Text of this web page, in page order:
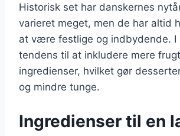
Historisk set har danskernes
varieret meget, men de har altid
at være festlige og indbydende. I
tendens til at inkludere mere
ingredienser, hvilket gør
og mindre tunge.
Ingredienser til en